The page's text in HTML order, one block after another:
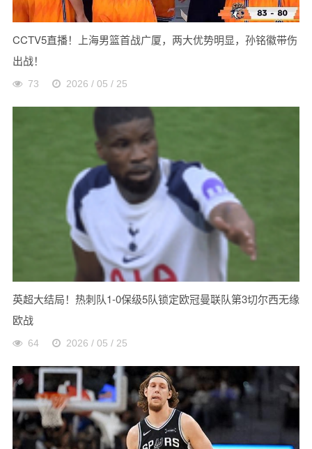
CCTV5直播！上海男篮首战广厦，两大优势明显，孙铭徽带伤
出战！
73 2026 / 05 / 25
英超大结局！热刺队1-0保级5队锁定欧冠曼联队第3切尔西无缘
欧战
64 2026 / 05 / 25